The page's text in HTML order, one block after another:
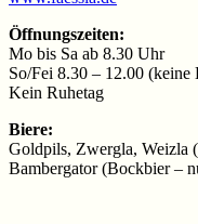
Öffnungszeiten:
Mo bis Sa ab 8.30 Uhr
So/Fei 8.30 – 12.00 (keine
Kein Ruhetag
Biere:
Goldpils, Zwergla, Weizla
Bambergator (Bockbier –